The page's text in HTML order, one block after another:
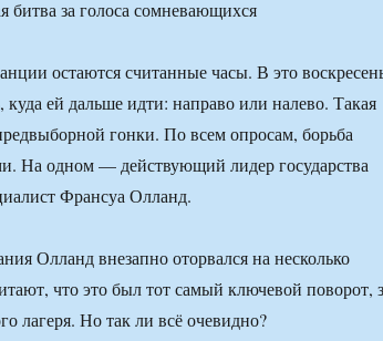
остаются считанные часы. В это
ей дальше идти: направо или налево. Такая
гонки. По всем опросам, борьба
На одном — действующий лидер государства
Франсуа Олланд.
Олланд внезапно оторвался на несколько
что это был тот самый ключевой поворот,
лагеря. Но так ли всё очевидно?